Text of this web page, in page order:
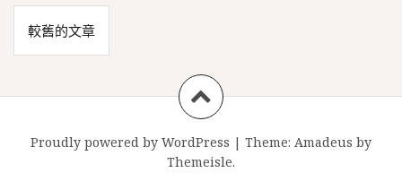
文
章
覽
較舊的文章
Proudly powered by WordPress | Theme: Amadeus by
Themeisle.